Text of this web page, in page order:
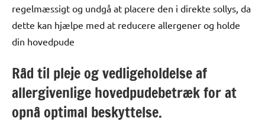
regelmæssigt og undgå at placere den i direkte sollys, da
dette kan hjælpe med at reducere allergener og holde
din hovedpude
Råd til pleje og vedligeholdelse af
allergivenlige hovedpudebetræk for at
opnå optimal beskyttelse.